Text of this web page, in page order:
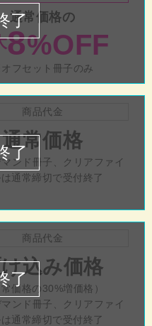
通常価格の
8%OFF
オフセット冊子のみ
商品代金
通常価格
ンド冊子、クリアファイ
は通常締切で受付終了
商品代金
込み価格
価格の30%増価格）
マンド冊子、クリアファイ
は通常締切で受付終了